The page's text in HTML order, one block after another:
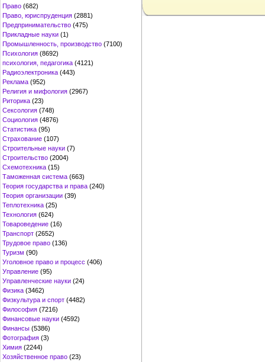
Право (682)
Право, юриспруденция (2881)
Предпринимательство (475)
Прикладные науки (1)
Промышленность, производство (7100)
Психология (8692)
психология, педагогика (4121)
Радиоэлектроника (443)
Реклама (952)
Религия и мифология (2967)
Риторика (23)
Сексология (748)
Социология (4876)
Статистика (95)
Страхование (107)
Строительные науки (7)
Строительство (2004)
Схемотехника (15)
Таможенная система (663)
Теория государства и права (240)
Теория организации (39)
Теплотехника (25)
Технология (624)
Товароведение (16)
Транспорт (2652)
Трудовое право (136)
Туризм (90)
Уголовное право и процесс (406)
Управление (95)
Управленческие науки (24)
Физика (3462)
Физкультура и спорт (4482)
Философия (7216)
Финансовые науки (4592)
Финансы (5386)
Фотография (3)
Химия (2244)
Хозяйственное право (23)